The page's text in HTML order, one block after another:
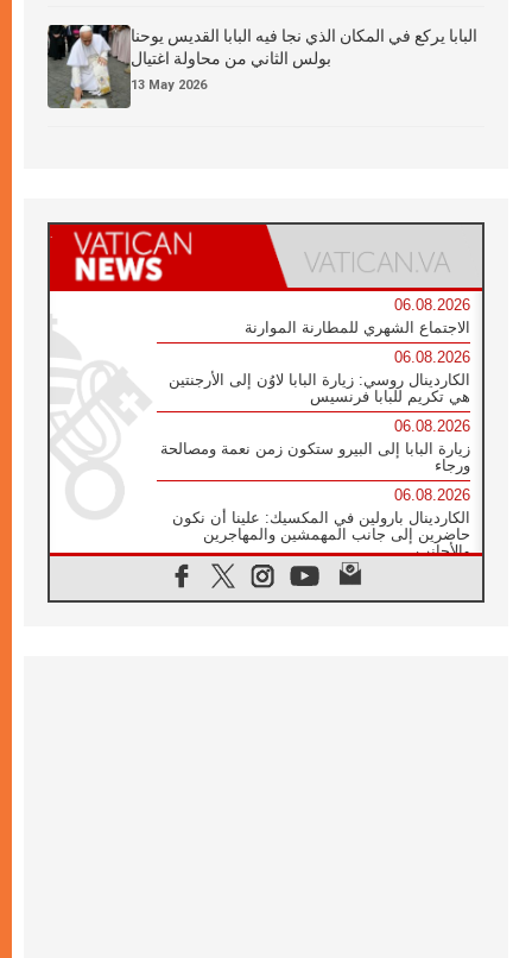
البابا يركع في المكان الذي نجا فيه البابا القديس يوحنا
بولس الثاني من محاولة اغتيال
13 May 2026
06.08.2026
الاجتماع الشهري للمطارنة الموارنة
06.08.2026
الكاردينال روسي: زيارة البابا لاوُن إلى الأرجنتين
هي تكريم للبابا فرنسيس
06.08.2026
زيارة البابا إلى البيرو ستكون زمن نعمة ومصالحة
ورجاء
06.08.2026
الكاردينال بارولين في المكسيك: علينا أن نكون
حاضرين إلى جانب المهمشين والمهاجرين
والأجانب
البابا لاوُن الرابع عشر للشباب في أسيزي: